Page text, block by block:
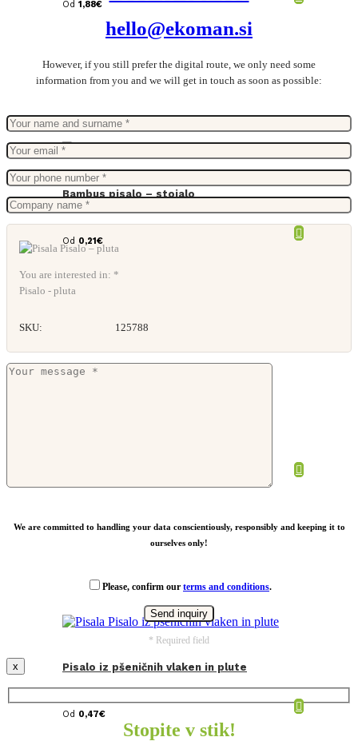
Od 1,88€
Bambus pisalo – stojalo
Od 0,21€
Pisalo iz pšeničnih vlaken in plute
Od 0,47€
hello@ekoman.si
However, if you still prefer the digital route, we only need some
information from you and we will get in touch as soon as possible:
You are interested in: *
Pisalo - pluta
SKU: 125788
We are committed to handling your data conscientiously, responsibly and keeping it to
ourselves only!
Please, confirm our terms and conditions.
* Required field
x
Stopite v stik!